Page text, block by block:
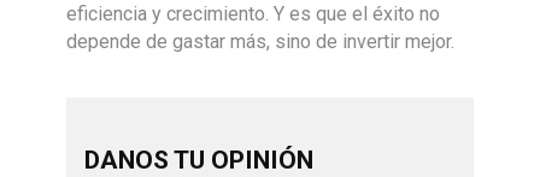
eficiencia y crecimiento. Y es que el éxito no
depende de gastar más, sino de invertir mejor.
DANOS TU OPINIÓN